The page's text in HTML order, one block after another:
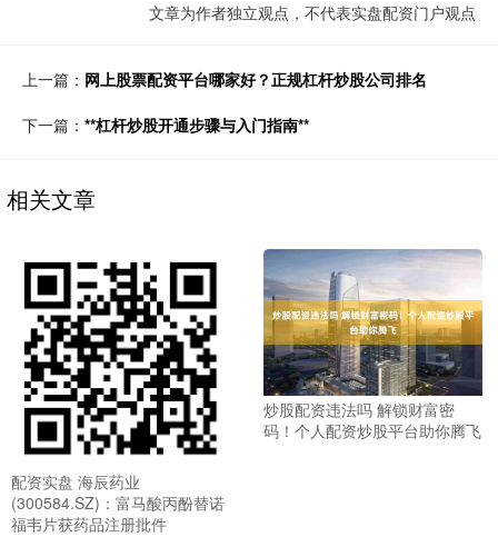
文章为作者独立观点，不代表实盘配资门户观点
上一篇： 网上股票配资平台哪家好？正规杠杆炒股公司排名
下一篇： **杠杆炒股开通步骤与入门指南**
相关文章
配资实盘 海辰药业
(300584.SZ)：富马酸丙酚替诺
福韦片获药品注册批件
炒股配资违法吗 解锁财富密
码！个人配资炒股平台助你腾飞